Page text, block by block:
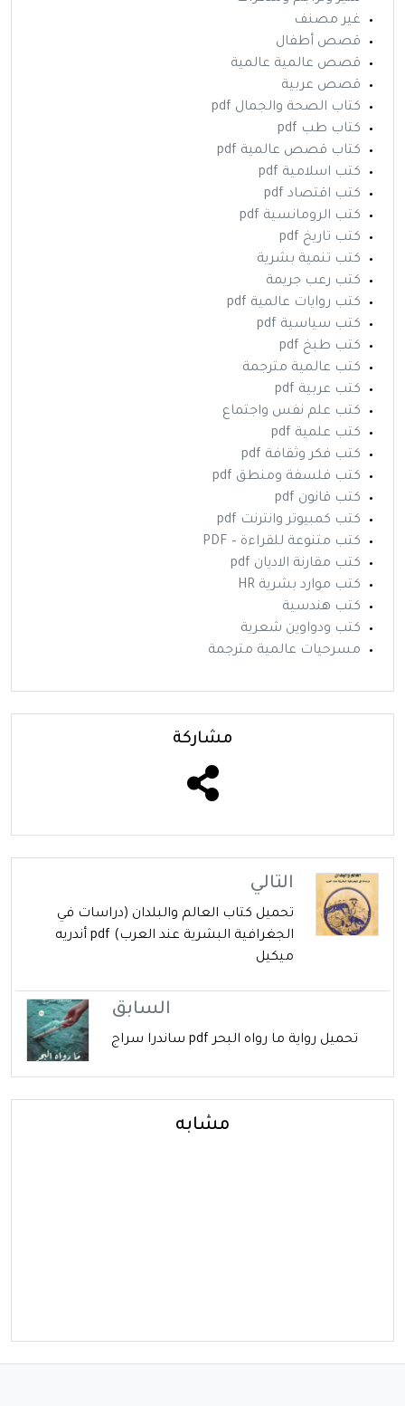
غير مصنف
قصص أطفال
قصص عالمية عالمية
قصص عربية
كتاب الصحة والجمال pdf
كتاب طب pdf
كتاب قصص عالمية pdf
كتب اسلامية pdf
كتب اقتصاد pdf
كتب الرومانسية pdf
كتب تاريخ pdf
كتب تنمية بشرية
كتب رعب جريمة
كتب روايات عالمية pdf
كتب سياسية pdf
كتب طبخ pdf
كتب عالمية مترجمة
كتب عربية pdf
كتب علم نفس واجتماع
كتب علمية pdf
كتب فكر وثقافة pdf
كتب فلسفة ومنطق pdf
كتب قانون pdf
كتب كمبيوتر وانترنت pdf
كتب متنوعة للقراءة – PDF
كتب مقارنة الاديان pdf
كتب موارد بشرية HR
كتب هندسية
كتب ودواوين شعرية
مسرحيات عالمية مترجمة
مشاركة
التالي
تحميل كتاب العالم والبلدان (دراسات في
الجغرافية البشرية عند العرب) pdf أندريه
ميكيل
السابق
تحميل رواية ما رواه البحر pdf ساندرا سراج
مشابه